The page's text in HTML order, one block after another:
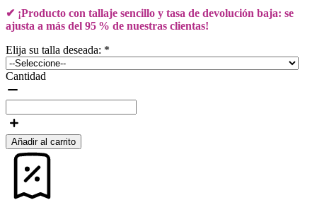
✔ ¡Producto con tallaje sencillo y tasa de devolución baja: se
ajusta a más del 95 % de nuestras clientas!
Elija su talla deseada: *
Cantidad
Añadir al carrito